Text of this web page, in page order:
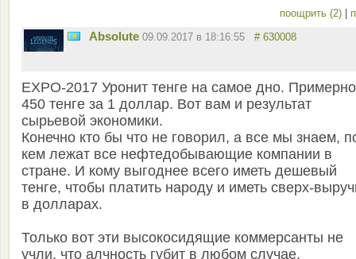
поощрить (2)
Absolute 09.09.2017 в 18:16:55 # 630008
EXPO-2017 Уронит тенге на самое дно.
450 тенге за 1 доллар. Вот вам и результат
сырьевой экономики.
Конечно кто бы что не говорил, а все мы знаем,
кем лежат все нефтедобывающие компании в
стране. И кому выгоднее всего иметь дешевый
тенге, чтобы платить народу и иметь сверх-
в долларах.
Только вот эти высокосидящие коммерсанты не
учли, что алчность губит в любом случае.